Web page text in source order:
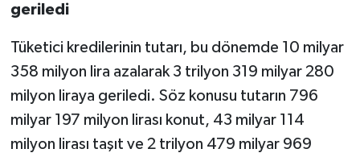
geriledi
Tüketici kredilerinin tutarı, bu dönemde 10 milyar
358 milyon lira azalarak 3 trilyon 319 milyar 280
milyon liraya geriledi. Söz konusu tutarın 796
milyar 197 milyon lirası konut, 43 milyar 114
milyon lirası taşıt ve 2 trilyon 479 milyar 969